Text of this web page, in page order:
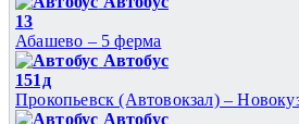
13
Абашево – 5 ферма
Автобус
151д
Прокопьевск (Автовокзал) –
Автобус